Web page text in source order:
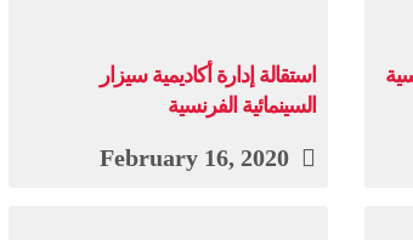
استقالة إدارة أكاديمية سيزار
السينمائية الفرنسية
February 16, 2020